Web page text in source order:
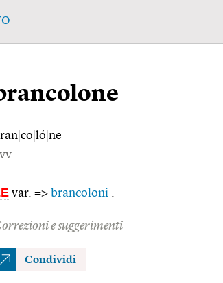
co ló ne
var. => brancoloni .
e suggerimenti
Condividi